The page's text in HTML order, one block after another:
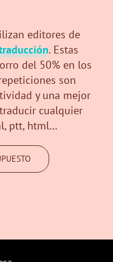
editores de
. Estas
del 50% en los
son
y una mejor
cualquier
ptt, html…